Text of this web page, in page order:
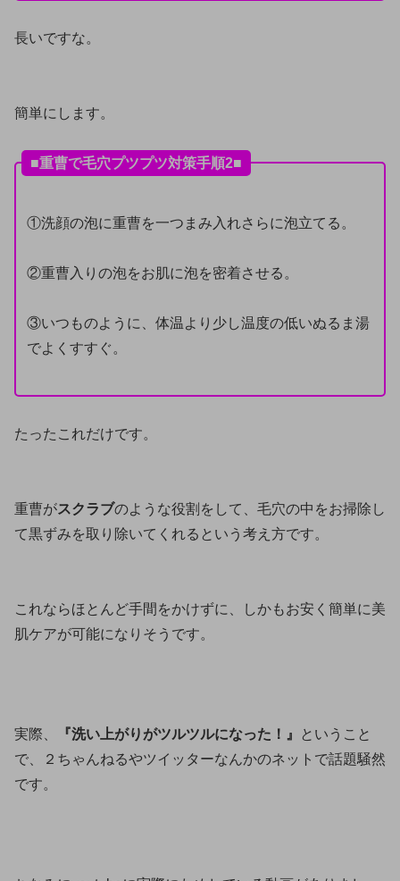
長いですな。
簡単にします。
■重曹で毛穴プツプツ対策手順2■
①洗顔の泡に重曹を一つまみ入れさらに泡立てる。
②重曹入りの泡をお肌に泡を密着させる。
③いつものように、体温より少し温度の低いぬるま湯
でよくすすぐ。
たったこれだけです。
重曹がスクラブのような役割をして、毛穴の中をお掃除し
て黒ずみを取り除いてくれるという考え方です。
これならほとんど手間をかけずに、しかもお安く簡単に美
肌ケアが可能になりそうです。
実際、 『洗い上がりがツルツルになった！』
ということ
で、２ちゃんねるやツイッターなんかのネットで話題騒然
です。